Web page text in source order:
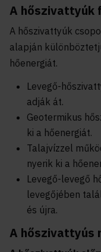
A hőszivattyúk
A hőszivattyúk
alapján
hőenergiát.
Levegő-
adják át.
Geotermikus
ki a hőenergiát.
Talajvízzel
nyerik ki a
Levegő-levegő
levegőjében
és újra.
A hőszivattyús